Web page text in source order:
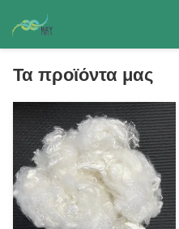
Τα προϊόντα μας